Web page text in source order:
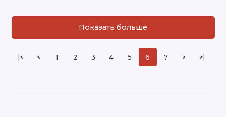
|< < 1 2 3 4 5 6 7 > >|
Показать больше